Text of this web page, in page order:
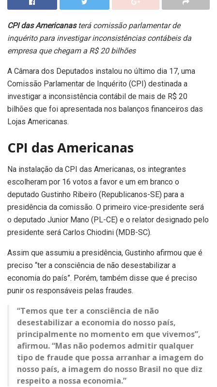
CPI das Americanasterá comissão parlamentar de
inquérito para investigar inconsistências contábeis da
empresa que chegam a R$ 20 bilhões
A Câmara dos Deputados instalou no último dia 17, uma
Comissão Parlamentar de Inquérito (CPI) destinada a
investigar a inconsistência contábil de mais de R$ 20
bilhões que foi apresentada nos balanços financeiros das
Lojas Americanas.
CPI das Americanas
Na instalação da CPI das Americanas, os integrantes
escolheram por 16 votos a favor e um em branco o
deputado Gustinho Ribeiro (Republicanos-SE) para a
presidência da comissão. O primeiro vice-presidente será
o deputado Junior Mano (PL-CE) e o relator designado pelo
presidente será Carlos Chiodini (MDB-SC).
Assim que assumiu a presidência, Gustinho afirmou que é
preciso “ter a consciência de não desestabilizar a
economia do país”. Porém, também disse que é preciso
punir os responsáveis pelas fraudes.
“Temos que ter a consciência de não
desestabilizar a economia do nosso país,
principalmente no momento em que vivemos”,
afirmou. “Mas não podemos admitir qualquer
tipo de fraude que possa arranhar a imagem do
nosso país, a imagem do nosso Brasil no que diz
respeito a nossa economia.”